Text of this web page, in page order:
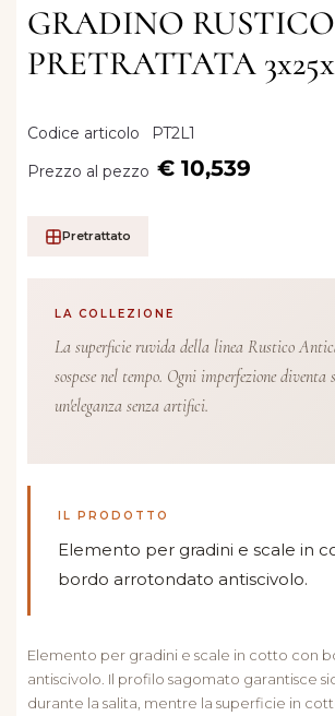
GRADINO RUSTICO
PRETRATTATA
Codice articolo
PT2L1
Prezzo al pezzo € 10,539
Pretrattato
LA COLLEZIONE
La superficie ruvida della linea Rustico
sospese nel tempo. Ogni imperfezione
un'eleganza senza artifici.
IL PRODOTTO
Elemento per gradini e scale in
bordo arrotondato antiscivolo.
Elemento per gradini e scale in cotto con
antiscivolo. Il profilo sagomato garantisce
durante la salita, mentre la superficie in